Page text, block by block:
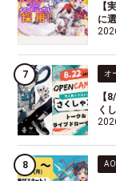
【
に
オ
【
く